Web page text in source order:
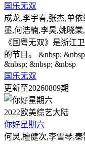
国乐无双
成龙,李宇春,张杰,单
墨,何浩楠,李昊,姚晓
《国粤无双》是浙江
的节目。 &nbsp;
&nbsp; &nbsp; &nbsp
国乐无双
更新至20260809期
2022欧美综艺大陆
你好星期六
何炅,檀健次,李雪琴,